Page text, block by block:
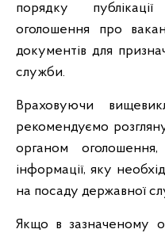
порядку
оголошення про
документів для
служби.
Враховуючи
рекомендуємо
органом
інформації, яку
на посаду державної
Якщо в зазначеному